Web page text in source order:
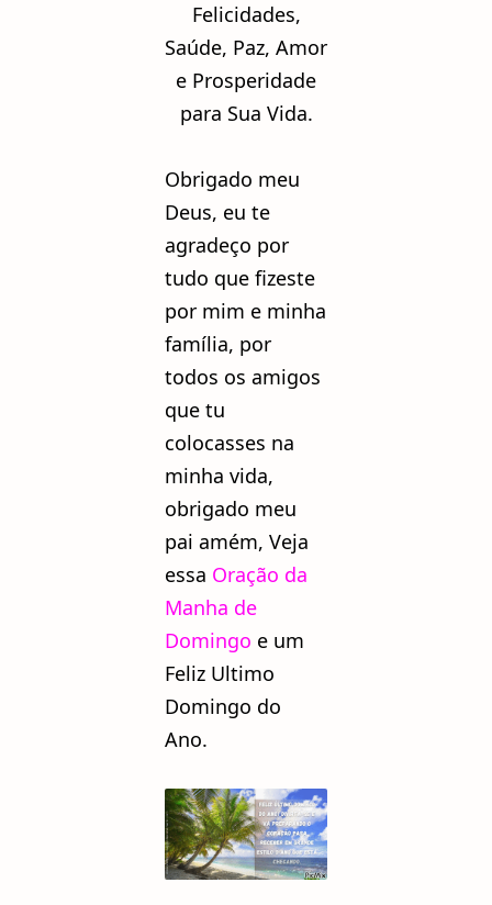
Felicidades,
Saúde, Paz, Amor
e Prosperidade
para Sua Vida.
Obrigado meu
Deus, eu te
agradeço por
tudo que fizeste
por mim e minha
família, por
todos os amigos
que tu
colocasses na
minha vida,
obrigado meu
pai amém, Veja
essa Oração da
Manha de
Domingo e um
Feliz Ultimo
Domingo do
Ano.